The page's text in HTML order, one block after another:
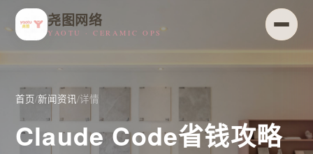
尧图网络
YAOTU · CERAMIC OPS
首页/新闻资讯/详情
Claude Code省钱攻略